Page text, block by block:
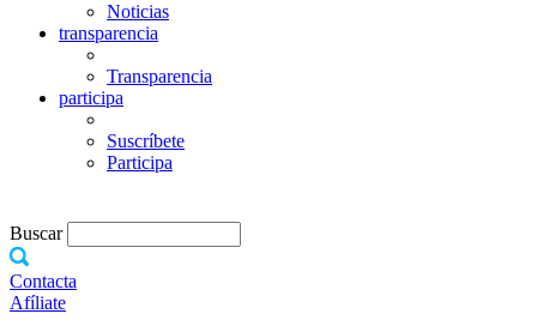
Noticias
transparencia
Transparencia
participa
Suscríbete
Participa
Buscar
Contacta
Afíliate